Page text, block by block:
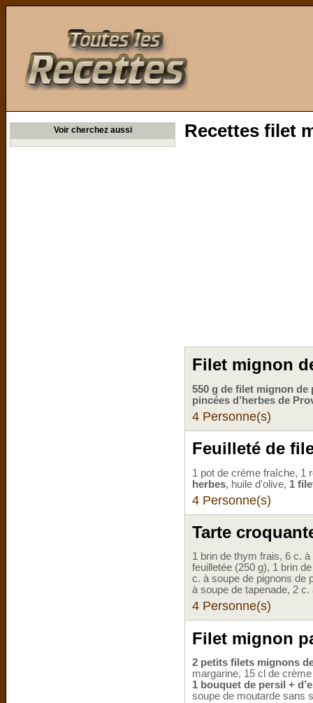
Voir cherchez aussi Recettes filet
Filet mignon
550 g de filet mignon de
pincées d’herbes de
4 Personne(s)
Feuilleté de
1 pot de crème fraîche, 1
herbes, huile d'olive, 1
4 Personne(s)
Tarte
1 brin de thym frais, 6 c.
feuilletée (250 g), 1 brin
c. à soupe de pignons de
à soupe de tapenade, 2
4 Personne(s)
Filet mignon
2 petits filets mignons
margarine, 15 cl de
1 bouquet de persil +
soupe de moutarde sans